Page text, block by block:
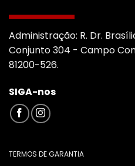
Aliança Pneu e Roda
RUA JOSE NETO
27
Jundiaí
Rota até a revenda
Rua PB 13, s/n Q21 L52
Administração: R. Dr.
Conjunto 304 - Campo
81200-526.
SIGA-nos
TERMOS DE GARANTIA